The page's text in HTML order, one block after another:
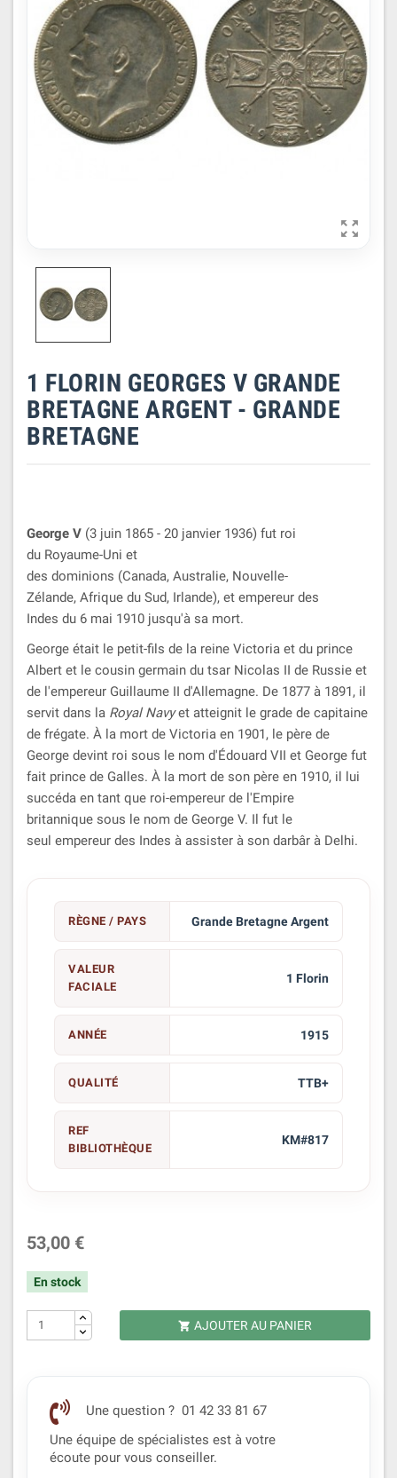

1 FLORIN GEORGES V GRANDE
BRETAGNE ARGENT - GRANDE
BRETAGNE
George V (3 juin 1865 - 20 janvier 1936) fut roi
du Royaume-Uni et
des dominions (Canada, Australie, Nouvelle-
Zélande, Afrique du Sud, Irlande), et empereur des
Indes du 6 mai 1910 jusqu'à sa mort.
George était le petit-fils de la reine Victoria et du prince
Albert et le cousin germain du tsar Nicolas II de Russie et
de l'empereur Guillaume II d'Allemagne. De 1877 à 1891, il
servit dans la Royal Navyet atteignit le grade de capitaine
de frégate. À la mort de Victoria en 1901, le père de
George devint roi sous le nom d'Édouard VII et George fut
fait prince de Galles. À la mort de son père en 1910, il lui
succéda en tant que roi-empereur de l'Empire
britannique sous le nom de George V. Il fut le
seul empereur des Indes à assister à son darbâr à Delhi.
RÈGNE / PAYS Grande Bretagne Argent
VALEUR
FACIALE
1 Florin
ANNÉE 1915
QUALITÉ TTB+
REF
BIBLIOTHÈQUE
KM#817
53,00 €
En stock
 AJOUTER AU PANIER
Une question ? 01 42 33 81 67
Une équipe de spécialistes est à votre
écoute pour vous conseiller.